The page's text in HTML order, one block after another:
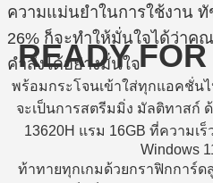
ความแม่นยำในการใช้งาน
26% ก็จะทำให้มั่นใจได้ว่าคุ
คำสั่งได้อย่างมั่นใจ
READY
พร้อมกระโจนเข้าใส่ทุกแอคชั่นไ
จะเป็นการสตรีมมิ่ง มัลติทาสก์
13620H แรม 16GB ที่ความเ
Windows
ท้าทายทุกเกมด้วยกราฟิกการ์ด